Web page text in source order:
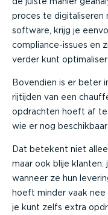
proces te digitaliseren
software, krijg je
compliance-issues en
verder kunt
Bovendien is er beter
rijtijden van een
opdrachten hoeft af
wie er nog beschikbaar
Dat betekent niet
maar ook blije
wanneer ze hun
hoeft minder vaak
je kunt zelfs extra